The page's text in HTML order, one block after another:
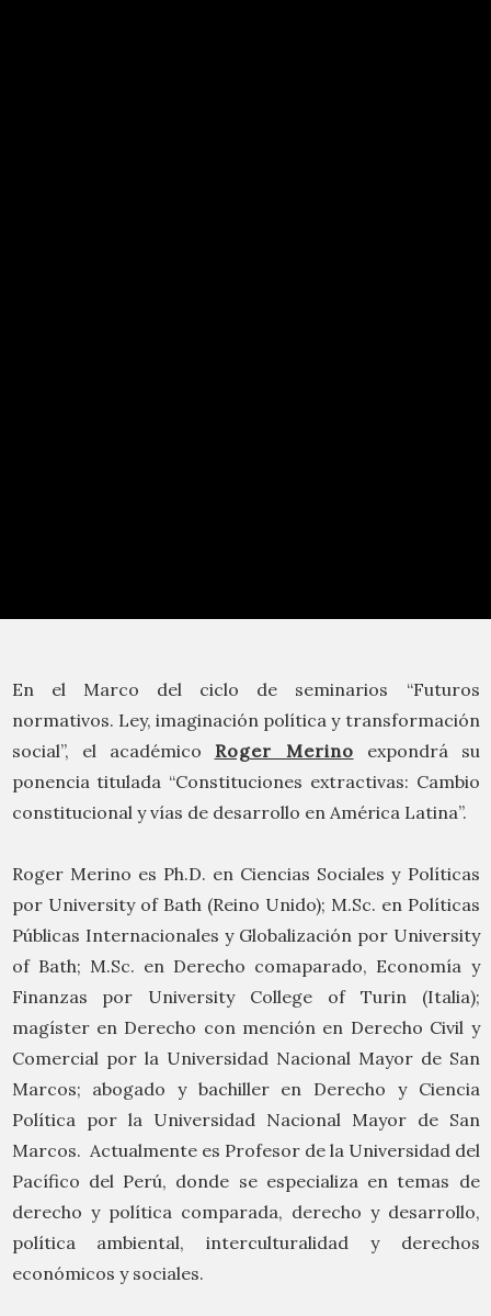
En el Marco del ciclo de seminarios “Futuros
normativos. Ley, imaginación política y transformación
social”, el académico Roger Merino expondrá su
ponencia titulada “Constituciones extractivas: Cambio
constitucional y vías de desarrollo en América Latina”.
Roger Merino es Ph.D. en Ciencias Sociales y Políticas
por University of Bath (Reino Unido); M.Sc. en Políticas
Públicas Internacionales y Globalización por University
of Bath; M.Sc. en Derecho comaparado, Economía y
Finanzas por University College of Turin (Italia);
magíster en Derecho con mención en Derecho Civil y
Comercial por la Universidad Nacional Mayor de San
Marcos; abogado y bachiller en Derecho y Ciencia
Política por la Universidad Nacional Mayor de San
Marcos. Actualmente es Profesor de la Universidad del
Pacífico del Perú, donde se especializa en temas de
derecho y política comparada, derecho y desarrollo,
política ambiental, interculturalidad y derechos
económicos y sociales.